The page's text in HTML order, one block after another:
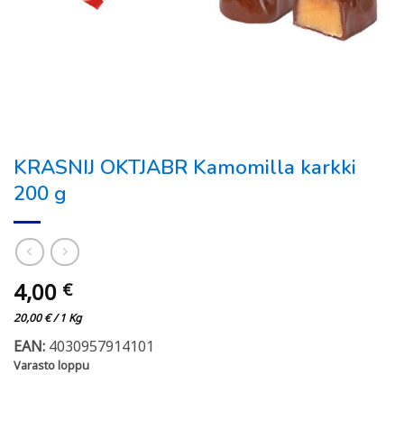
KRASNIJ OKTJABR Kamomilla karkki
200 g
4,00 €
20,00€/ 1 Kg
EAN: 4030957914101
Varasto loppu